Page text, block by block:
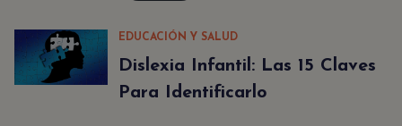
EDUCACIÓN Y SALUD
Dislexia Infantil: Las 15 Claves
Para Identificarlo